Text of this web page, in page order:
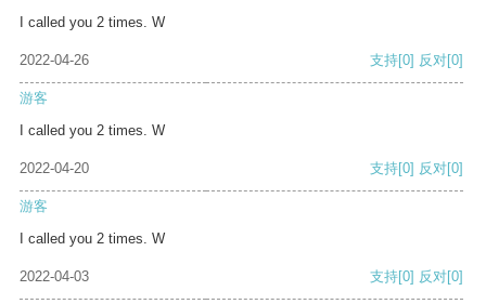
I called you 2 times. W
2022-04-26 支持[0] 反对[0]
游客
I called you 2 times. W
2022-04-20 支持[0] 反对[0]
游客
I called you 2 times. W
2022-04-03 支持[0] 反对[0]